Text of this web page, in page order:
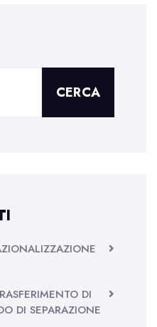
CERCA
DI
DI SEPARAZIONE